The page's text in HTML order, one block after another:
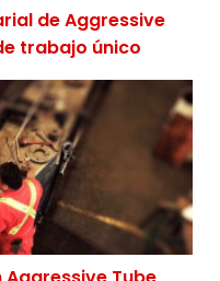
de Aggressive
trabajo único
Tube Bending